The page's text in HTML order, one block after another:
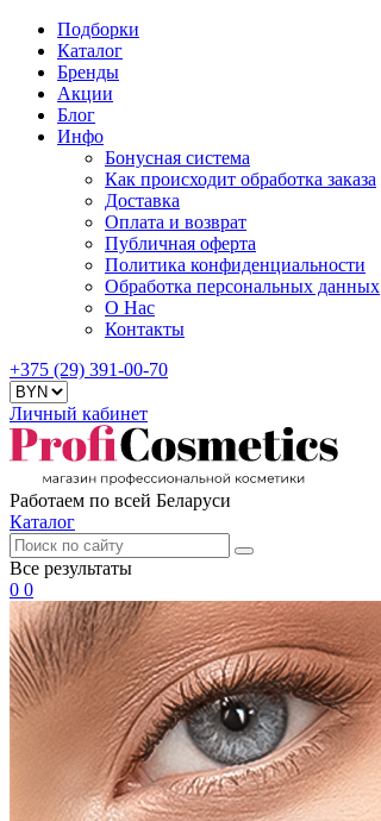
Подборки
Каталог
Бренды
Акции
Блог
Инфо
Бонусная система
Как происходит обработка заказа
Доставка
Оплата и возврат
Публичная оферта
Политика конфиденциальности
Обработка персональных данных
О Нас
Контакты
+375 (29) 391-00-70
Личный кабинет
Работаем по всей Беларуси
Каталог
Все результаты
0 0